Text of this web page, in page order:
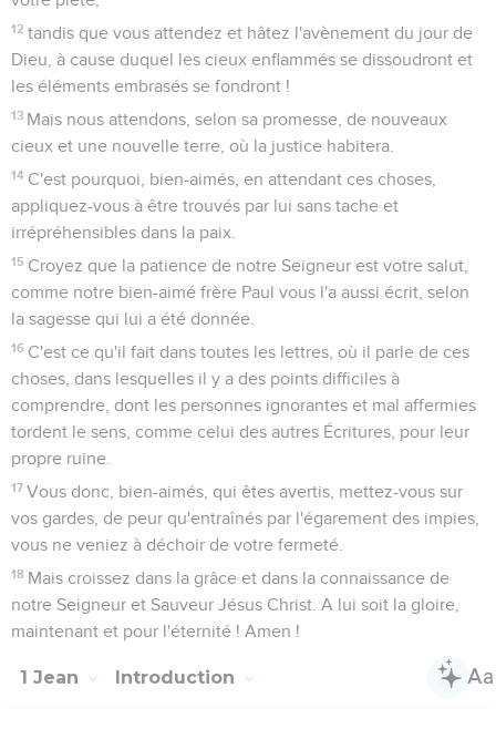
12 tandis que vous attendez et hâtez l'avènement du jour de
Dieu, à cause duquel les cieux enflammés se dissoudront et
les éléments embrasés se fondront !
13 Mais nous attendons, selon sa promesse, de nouveaux
cieux et une nouvelle terre, où la justice habitera.
14 C'est pourquoi, bien-aimés, en attendant ces choses,
appliquez-vous à être trouvés par lui sans tache et
irrépréhensibles dans la paix.
15 Croyez que la patience de notre Seigneur est votre salut,
comme notre bien-aimé frère Paul vous l'a aussi écrit, selon
la sagesse qui lui a été donnée.
16 C'est ce qu'il fait dans toutes les lettres, où il parle de ces
choses, dans lesquelles il y a des points difficiles à
comprendre, dont les personnes ignorantes et mal affermies
tordent le sens, comme celui des autres Écritures, pour leur
propre ruine.
17 Vous donc, bien-aimés, qui êtes avertis, mettez-vous sur
vos gardes, de peur qu'entraînés par l'égarement des impies,
vous ne veniez à déchoir de votre fermeté.
18 Mais croissez dans la grâce et dans la connaissance de
notre Seigneur et Sauveur Jésus Christ. A lui soit la gloire,
maintenant et pour l'éternité ! Amen !
1 Jean Introduction